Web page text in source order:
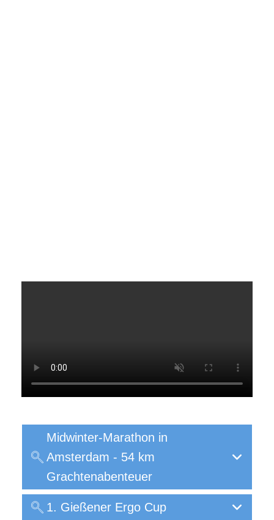
Midwinter-Marathon in
Amsterdam - 54 km
Grachtenabenteuer
1. Gießener Ergo Cup